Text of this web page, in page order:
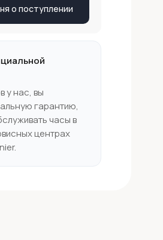
о поступлении
у нас, вы
гарантию,
часы в
центрах